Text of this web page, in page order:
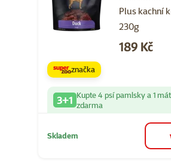
Plus kachní
230g
Cena
189 Kč
značka
3+1 Kupte 4 psí pamlsky a 1
zdarma
Skladem